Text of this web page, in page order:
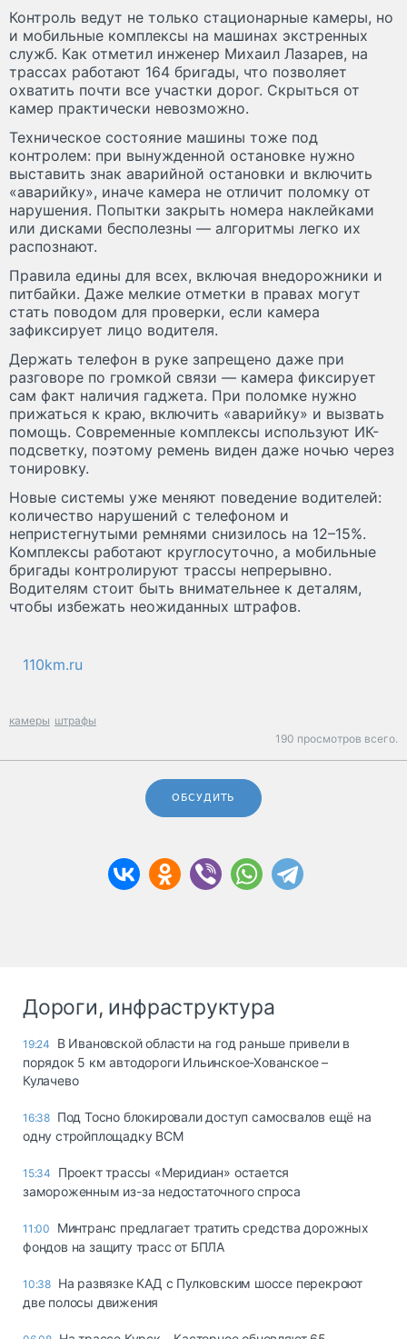
Контроль ведут не только стационарные камеры, но
и мобильные комплексы на машинах экстренных
служб. Как отметил инженер Михаил Лазарев, на
трассах работают 164 бригады, что позволяет
охватить почти все участки дорог. Скрыться от
камер практически невозможно.
Техническое состояние машины тоже под
контролем: при вынужденной остановке нужно
выставить знак аварийной остановки и включить
«аварийку», иначе камера не отличит поломку от
нарушения. Попытки закрыть номера наклейками
или дисками бесполезны — алгоритмы легко их
распознают.
Правила едины для всех, включая внедорожники и
питбайки. Даже мелкие отметки в правах могут
стать поводом для проверки, если камера
зафиксирует лицо водителя.
Держать телефон в руке запрещено даже при
разговоре по громкой связи — камера фиксирует
сам факт наличия гаджета. При поломке нужно
прижаться к краю, включить «аварийку» и вызвать
помощь. Современные комплексы используют ИК-
подсветку, поэтому ремень виден даже ночью через
тонировку.
Новые системы уже меняют поведение водителей:
количество нарушений с телефоном и
непристегнутыми ремнями снизилось на 12–15%.
Комплексы работают круглосуточно, а мобильные
бригады контролируют трассы непрерывно.
Водителям стоит быть внимательнее к деталям,
чтобы избежать неожиданных штрафов.
110km.ru
камеры штрафы
190 просмотров всего.
ОБСУДИТЬ
Дороги, инфраструктура
19:24
В Ивановской области на год раньше привели в
порядок 5 км автодороги Ильинское-Хованское –
Кулачево
16:38 Под Тосно блокировали доступ самосвалов ещё на
одну стройплощадку ВСМ
15:34
Проект трассы «Меридиан» остается
замороженным из-за недостаточного спроса
11:00
Минтранс предлагает тратить средства дорожных
фондов на защиту трасс от БПЛА
10:38 На развязке КАД с Пулковским шоссе перекроют
две полосы движения